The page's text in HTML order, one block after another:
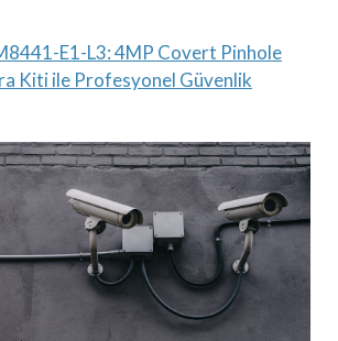
E1-L3: 4MP Covert Pinhole
Kiti ile Profesyonel Güvenlik